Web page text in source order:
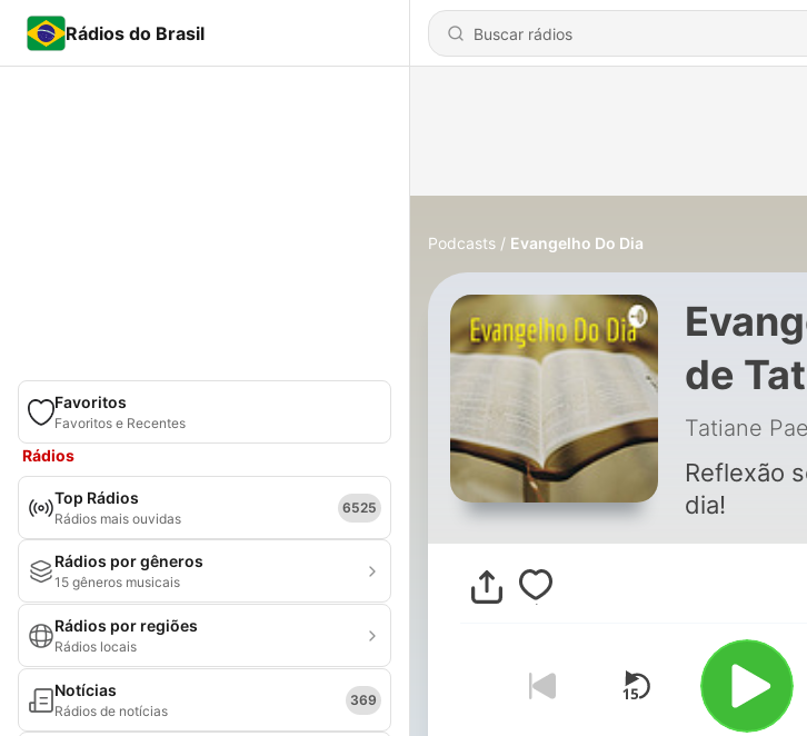
Rádios do Brasil
Favoritos
Favoritos e Recentes
Rádios
Top Rádios
Rádios mais ouvidas
6525
Rádios por gêneros
15 gêneros musicais
Rádios por regiões
Rádios locais
Notícias
Rádios de notícias
369
Podcasts Evangelho Do Dia
de
dos
Tatiane
Reflexão
dia!